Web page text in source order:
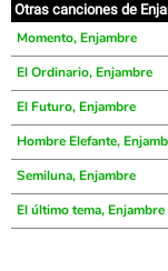
Otras canciones de
Momento, Enjambre
El Ordinario, Enjambre
El Futuro, Enjambre
Hombre Elefante,
Semiluna, Enjambre
El último tema, Enjambre